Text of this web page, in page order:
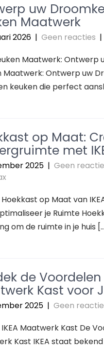
uw
Maatwerk
2026 | Geen reacties |
Maatwerk: Ontwerp
Maatwerk: Ontwerp uw
keuken die perfect
op Maat:
met
2025 | Geen
op Maat van
je Ruimte
om de ruimte in je huis
de Voordelen
Kast voor
2025 | Geen
Maatwerk Kast De
Kast IKEA staat